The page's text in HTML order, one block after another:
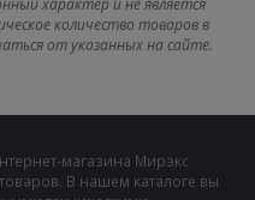
характер и не является
количество товаров в
от указанных на сайте.
магазина Мирэкс
В нашем каталоге вы